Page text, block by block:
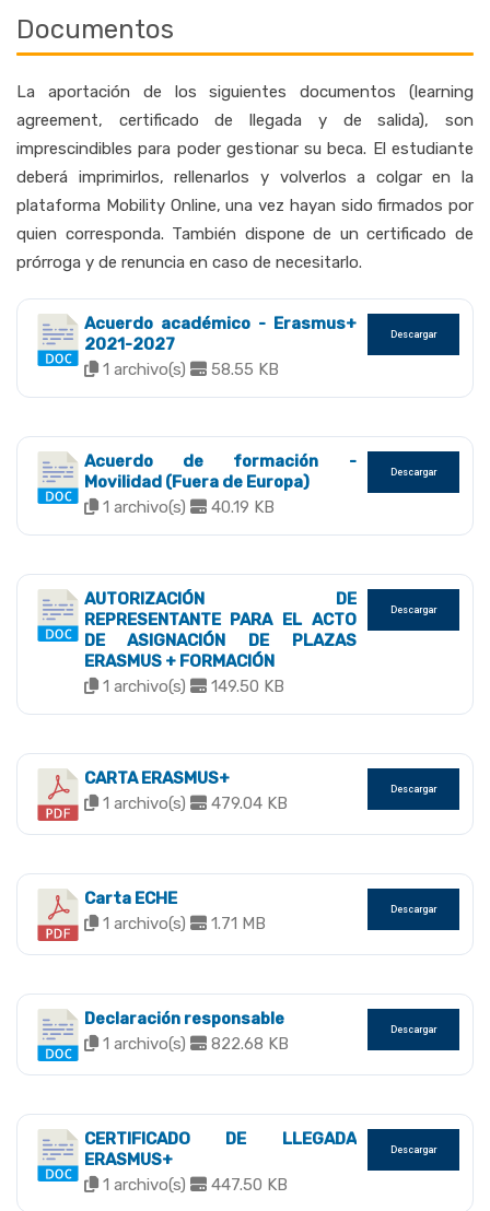
Documentos
La aportación de los siguientes documentos (learning
agreement, certificado de llegada y de salida), son
imprescindibles para poder gestionar su beca. El estudiante
deberá imprimirlos, rellenarlos y volverlos a colgar en la
plataforma Mobility Online, una vez hayan sido firmados por
quien corresponda. También dispone de un certificado de
prórroga y de renuncia en caso de necesitarlo.
Acuerdo académico - Erasmus+
2021-2027
1 archivo(s)
58.55 KB
Descargar
Acuerdo de formación -
Movilidad (Fuera de Europa)
1 archivo(s)
40.19 KB
Descargar
AUTORIZACIÓN DE
REPRESENTANTE PARA EL ACTO
DE ASIGNACIÓN DE PLAZAS
ERASMUS + FORMACIÓN
1 archivo(s)
149.50 KB
Descargar
CARTA ERASMUS+
1 archivo(s)
479.04 KB
Descargar
Carta ECHE
1 archivo(s)
1.71 MB
Descargar
Declaración responsable
1 archivo(s)
822.68 KB
Descargar
CERTIFICADO DE LLEGADA
ERASMUS+
1 archivo(s)
447.50 KB
Descargar